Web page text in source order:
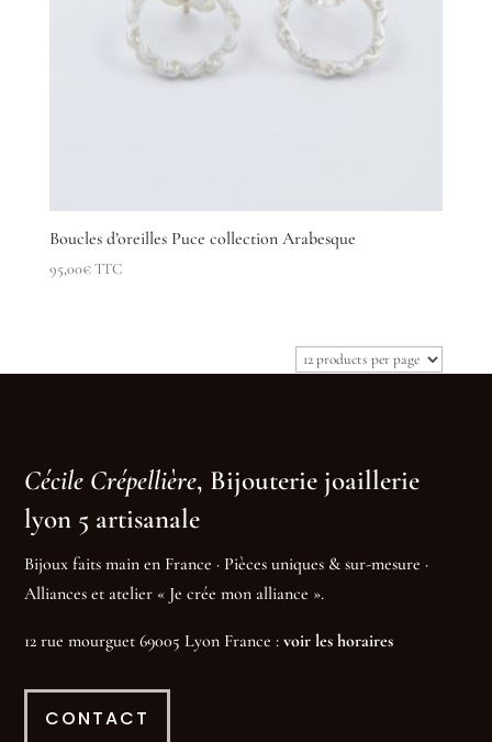
Boucles d’oreilles Puce collection Arabesque
95,00€TTC
Cécile Crépellière, Bijouterie joaillerie
lyon 5 artisanale
Bijoux faits main en France · Pièces uniques & sur-mesure ·
Alliances et atelier « Je crée mon alliance ».
12 rue mourguet 69005 Lyon France :voir les horaires
CONTACT